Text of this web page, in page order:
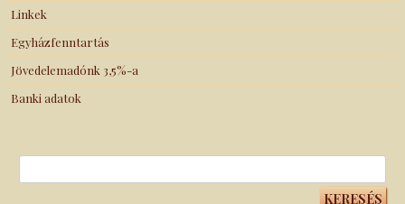
Linkek
Egyházfenntartás
Jövedelemadónk 3,5%-a
Banki adatok